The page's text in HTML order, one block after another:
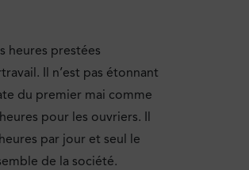
heures prestées
Il n’est pas étonnant
du premier mai comme
pour les ouvriers. Il
par jour et seul le
de la société.